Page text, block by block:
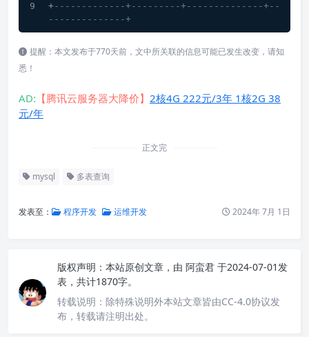
+-------------+---------+--------------+--
--------------+
提醒：本文发布于770天前，文中所关联的信息可能已发生改变，请知
悉！
AD: 【腾讯云服务器大降价】 2核4G 222元/3年 1核2G 38
元/年
正文完
mysql 多表查询
发表至： 程序开发 运维开发 2024年 7月 1日
版权声明： 本站原创文章，由 阿蛮君 于2024-07-01发
表，共计1870字。
转载说明： 除特殊说明外本站文章皆由CC-4.0协议发
布，转载请注明出处。